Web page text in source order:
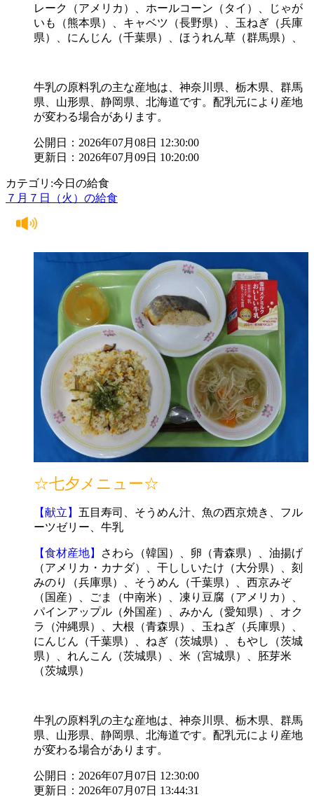
レーク（アメリカ）、ホールコーン（タイ）、じゃが
いも（熊本県）、キャベツ（長野県）、玉ねぎ（兵庫
県）、にんじん（千葉県）、ほうれん草（群馬県）、
牛乳の原料乳の主な産地は、神奈川県、栃木県、群馬
県、山形県、静岡県、北海道です。配乳元により産地
が変わる場合があります。
公開日：2026年07月08日 12:30:00
更新日：2026年07月09日 10:20:00
カテゴリ:今日の給食
７月７日（火）の給食
☆七夕メニュー☆
【献立】 五目寿司、そうめん汁、魚の西京焼き、フル
ーツゼリー、牛乳
【食材産地】
さわら（韓国）、卵（青森県）、油揚げ
（アメリカ・カナダ）、干ししいたけ（大分県）、刻
みのり（兵庫県）、そうめん（千葉県）、西京みぞ
（国産）、ごま（中南米）、凍り豆腐（アメリカ）、
パインアップル（外国産）、みかん（愛知県）、オク
ラ（沖縄県）、大根（青森県）、玉ねぎ（兵庫県）、
にんじん（千葉県）、ねぎ（茨城県）、もやし（茨城
県）、れんこん（茨城県）、米（宮城県）、胚芽米
（茨城県）
牛乳の原料乳の主な産地は、神奈川県、栃木県、群馬
県、山形県、静岡県、北海道です。配乳元により産地
が変わる場合があります。
公開日：2026年07月07日 12:30:00
更新日：2026年07月07日 13:44:31